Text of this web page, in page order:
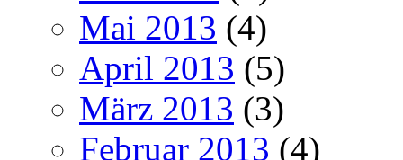
Mai 2013 (4)
April 2013 (5)
März 2013 (3)
Februar 2013 (4)